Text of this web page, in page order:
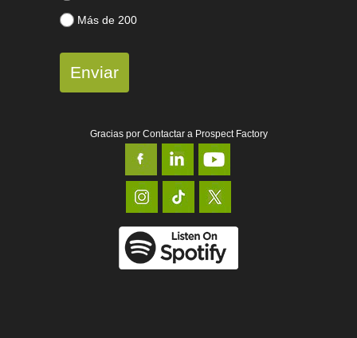
Más de 200
Enviar
Gracias por Contactar a Prospect Factory